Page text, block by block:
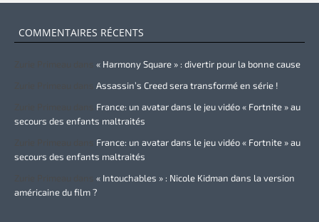
COMMENTAIRES RÉCENTS
« Harmony Square » : divertir pour la bonne cause
Assassin’s Creed sera transformé en série !
France: un avatar dans le jeu vidéo « Fortnite » au
secours des enfants maltraités
France: un avatar dans le jeu vidéo « Fortnite » au
secours des enfants maltraités
« Intouchables » : Nicole Kidman dans la version
américaine du film ?